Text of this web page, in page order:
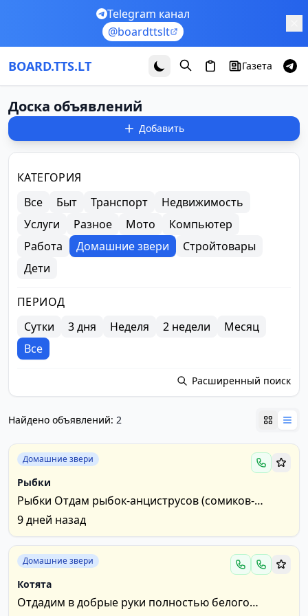
Перейти к основному содержимому
Telegram канал
@boardttslt
BOARD.TTS.LT Газета
Доска объявлений
Добавить
КАТЕГОРИЯ
Все
Быт Транспорт
Недвижимость
Услуги
Разное Мото
Компьютер
Работа
Домашние звери
Стройтовары
Дети
ПЕРИОД
Сутки
3 дня Неделя 2 недели
Месяц
Все
Расширенный поиск
Найдено объявлений: 2
Домашние звери
Рыбки
Рыбки Отдам рыбок-анциструсов (сомиков-
прилипал) от 5см Буду благодарен, если
поделитесь...
9 дней назад
Домашние звери
Котята
Отдадим в добрые руки полностью белого